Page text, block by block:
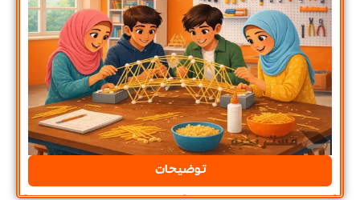
توضیحات